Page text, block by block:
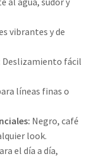
vibrantes y de
Deslizamiento fácil
líneas finas o
Negro, café
look.
el día a día,